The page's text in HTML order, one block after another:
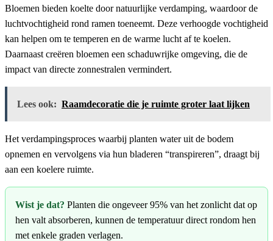
Bloemen bieden koelte door natuurlijke verdamping, waardoor de
luchtvochtigheid rond ramen toeneemt. Deze verhoogde vochtigheid
kan helpen om te temperen en de warme lucht af te koelen.
Daarnaast creëren bloemen een schaduwrijke omgeving, die de
impact van directe zonnestralen vermindert.
Lees ook: Raamdecoratie die je ruimte groter laat lijken
Het verdampingsproces waarbij planten water uit de bodem
opnemen en vervolgens via hun bladeren “transpireren”, draagt bij
aan een koelere ruimte.
Wist je dat? Planten die ongeveer 95% van het zonlicht dat op
hen valt absorberen, kunnen de temperatuur direct rondom hen
met enkele graden verlagen.